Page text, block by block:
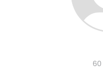
60